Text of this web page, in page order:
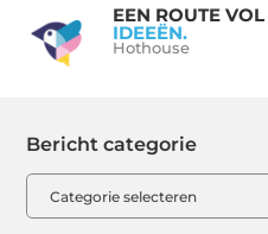
EEN ROUTE VOL
IDEEËN.
Hothouse
Bericht categorie